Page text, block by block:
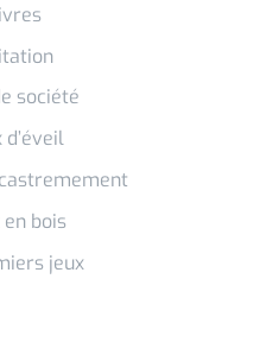
société
d’éveil
en bois
jeux